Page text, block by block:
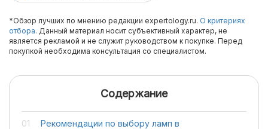
*Обзор лучших по мнению редакции expertology.ru. О критериях
отбора. Данный материал носит субъективный характер, не
является рекламой и не служит руководством к покупке. Перед
покупкой необходима консультация со специалистом.
Содержание
Рекомендации по выбору ламп в